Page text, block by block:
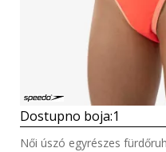
Dostupno boja:1
Női úszó egyrészes